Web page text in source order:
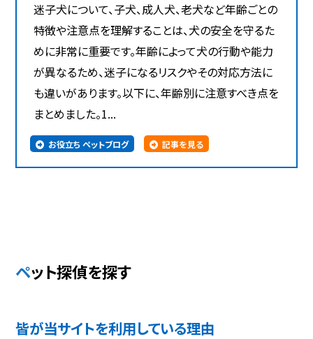
迷子犬について、子犬、成人犬、老犬など年齢ごとの
特徴や注意点を理解することは、犬の安全を守るた
めに非常に重要です。年齢によって犬の行動や能力
が異なるため、迷子になるリスクやその対応方法に
も違いがあります。以下に、年齢別に注意すべき点を
まとめました。1...
お役立ち ペットブログ 記事を見る
ペット探偵を探す
皆が当サイトを利用している理由